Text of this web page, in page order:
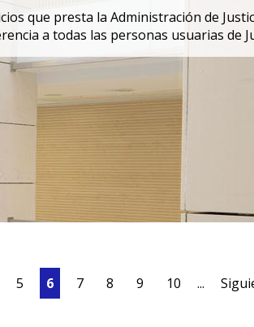
que presta la Administración de
a todas las personas usuarias de
5 6 7 8 9 10 ...